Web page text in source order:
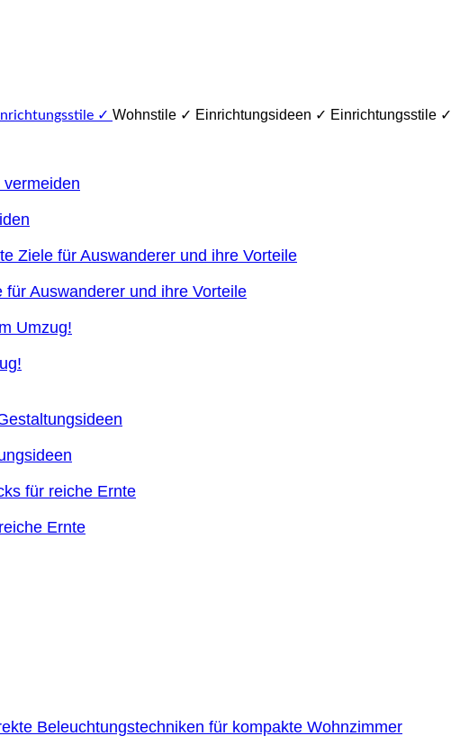
Wohnstile ✓ Einrichtungsideen ✓ Einrichtungsstile ✓
Auswanderer und ihre Vorteile
Ernte